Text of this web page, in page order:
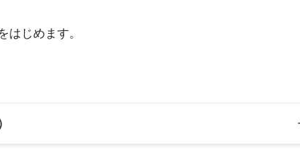
はじめます。